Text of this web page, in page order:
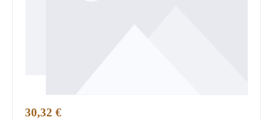
Regulärer Preis:
30,32 €